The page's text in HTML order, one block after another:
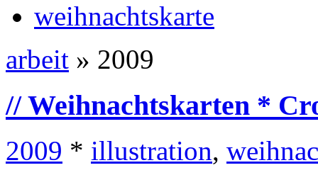
weihnachtskarte
arbeit » 2009
// Weihnachtskarten *
2009 * illustration,